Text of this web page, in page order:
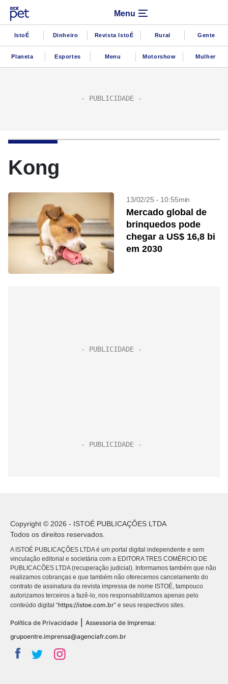
Menu
IstoÉ Dinheiro Revista IstoÉ Rural Gente
Planeta Esportes Menu Motorshow Mulher
Kong
13/02/25 - 10:55min
Mercado global de
brinquedos pode
chegar a US$ 16,8 bi
em 2030
Copyright © 2026 - ISTOÉ PUBLICAÇÕES LTDA
Todos os direitos reservados.
A ISTOÉ PUBLICAÇÕES LTDA é um portal digital independente e sem
vinculação editorial e societária com a EDITORA TRES COMÉRCIO DE
PUBLICACÕES LTDA (recuperação judicial). Informamos também que não
realizamos cobranças e que também não oferecemos cancelamento do
contrato de assinatura da revista impressa de nome ISTOÉ, tampouco
autorizamos terceiros a fazê-lo, nos responsabilizamos apenas pelo
conteúdo digital “https://istoe.com.br” e seus respectivos sites.
Política de Privacidade
Assessoria de Imprensa:
grupoentre.imprensa@agenciafr.com.br